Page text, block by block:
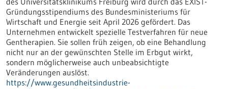
Gründungsstipendiums des Bundesministeriums für
Wirtschaft und Energie seit April 2026 gefördert. Das
Unternehmen entwickelt spezielle Testverfahren für neue
Gentherapien. Sie sollen früh zeigen, ob eine Behandlung
nicht nur an der gewünschten Stelle im Erbgut wirkt,
sondern möglicherweise auch unbeabsichtigte
Veränderungen auslöst.
https://www.gesundheitsindustrie-